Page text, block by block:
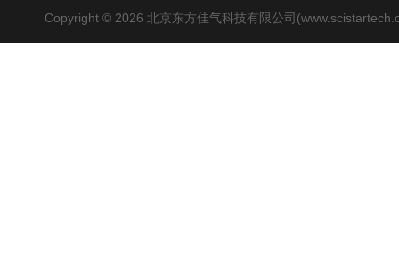
Copyright © 2026 北京东方佳气科技有限公司